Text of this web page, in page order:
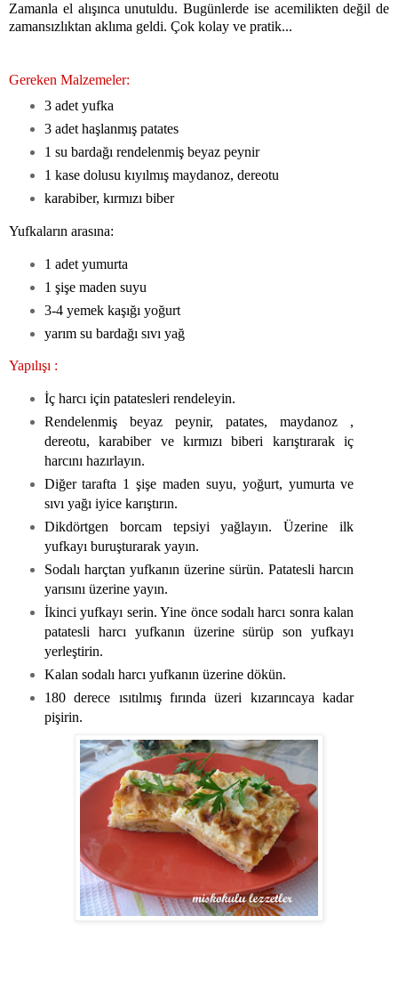
Zamanla el alışınca unutuldu. Bugünlerde ise acemilikten değil de
zamansızlıktan aklıma geldi. Çok kolay ve pratik...
Gereken Malzemeler:
3 adet yufka
3 adet haşlanmış patates
1 su bardağı rendelenmiş beyaz peynir
1 kase dolusu kıyılmış maydanoz, dereotu
karabiber, kırmızı biber
Yufkaların arasına:
1 adet yumurta
1 şişe maden suyu
3-4 yemek kaşığı yoğurt
yarım su bardağı sıvı yağ
Yapılışı :
İç harcı için patatesleri rendeleyin.
Rendelenmiş beyaz peynir, patates, maydanoz ,
dereotu, karabiber ve kırmızı biberi karıştırarak iç
harcını hazırlayın.
Diğer tarafta 1 şişe maden suyu, yoğurt, yumurta ve
sıvı yağı iyice karıştırın.
Dikdörtgen borcam tepsiyi yağlayın. Üzerine ilk
yufkayı buruşturarak yayın.
Sodalı harçtan yufkanın üzerine sürün. Patatesli harcın
yarısını üzerine yayın.
İkinci yufkayı serin. Yine önce sodalı harcı sonra kalan
patatesli harcı yufkanın üzerine sürüp son yufkayı
yerleştirin.
Kalan sodalı harcı yufkanın üzerine dökün.
180 derece ısıtılmış fırında üzeri kızarıncaya kadar
pişirin.